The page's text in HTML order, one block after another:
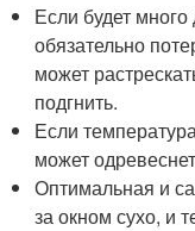
Если будет
обязательно
может
подгнить.
Если
может
Оптимальная и
за окном сухо, и